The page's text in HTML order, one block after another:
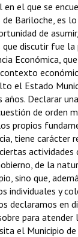
el que se
de Bariloche, es
de
discutir fue la
Económica,
el Estado
Declarar
de orden
propios
tiene carácter
actividades
de la
sino que,
individuales y
declaramos en
para atender
el Municipio de